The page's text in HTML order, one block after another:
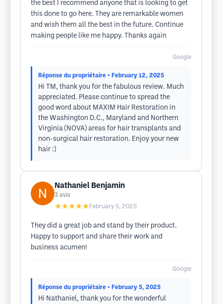
the best I recommend anyone that is looking to get
this done to go here. They are remarkable women
and wish them all the best in the future. Continue
making people like me happy. Thanks again
Google
Réponse du propriétaire • February 12, 2025
Hi TM, thank you for the fabulous review. Much
appreciated. Please continue to spread the
good word about MAXIM Hair Restoration in
the Washington D.C., Maryland and Northern
Virginia (NOVA) areas for hair transplants and
non-surgical hair restoration. Enjoy your new
hair :)
Nathaniel Benjamin
3 avis
★★★★★ February 5, 2025
They did a great job and stand by their product.
Happy to support and share their work and
business acumen!
Google
Réponse du propriétaire • February 5, 2025
Hi Nathaniel, thank you for the wonderful